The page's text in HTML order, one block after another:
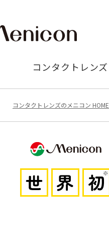
コンタクトレンズ
コンタクトレンズのメニコン HOME